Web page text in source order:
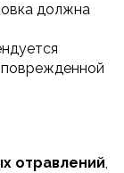
должна
поврежденной
отравлений,